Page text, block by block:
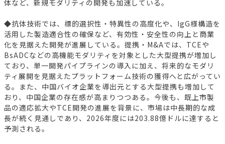
体など、新規モダリティの開発も加速している。
◆抗体技術では、標的選択性・特異性の高度化や、IgG様構造を
活用した製造適合性の確保など、有効性・安全性の向上と商業
化を見据えた開発が進展している。提携・M&Aでは、TCEや
BsADCなどの高機能モダリティを対象とした大型提携が増加し
ており、単一開発パイプラインの導入に加え、将来的なモダリ
ティ展開を見据えたプラットフォーム技術の獲得へと広がってい
る。また、中国バイオ企業を導出元とする大型提携も増加して
おり、中国企業の存在感が高まりつつある。今後も、既上市製
品の適応拡大やTCE開発の進展を背景に、市場は中長期的な成
長が続く見通しであり、2026年度には203.88億ドルに達すると
予測される。